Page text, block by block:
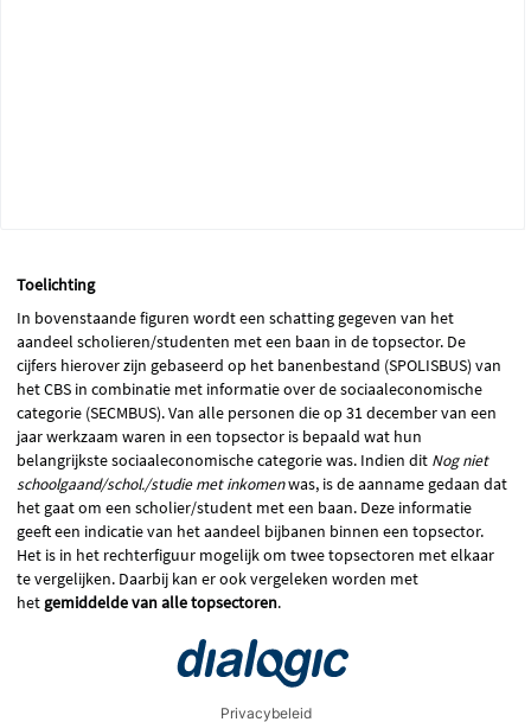
Toelichting
In bovenstaandefiguren wordt een schatting gegeven van het
aandeel scholieren/studenten met een baan in de topsector. De
cijfers hierover zijn gebaseerd op het banenbestand (SPOLISBUS) van
het CBS in combinatie met informatie over de sociaaleconomische
categorie (SECMBUS). Van alle personen die op 31 december van een
jaar werkzaam waren in een topsector is bepaald wat hun
belangrijkste sociaaleconomische categorie was. Indien dit Nog niet
schoolgaand/schol./studie met inkomenwas, is de aanname gedaan dat
het gaat om een scholier/student met een baan. Deze informatie
geeft een indicatie van het aandeel bijbanen binnen een topsector.
Het is in het rechterfiguur mogelijk om twee topsectoren met elkaar
te vergelijken. Daarbij kan er ook vergeleken worden met
het gemiddelde van alle topsectoren.
Privacybeleid